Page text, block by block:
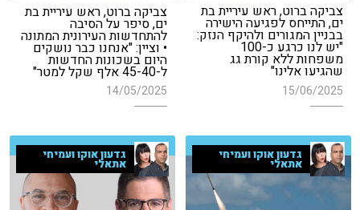
צביקה ברוט, ראש עיריית בת
ים, התייחס לפגיעה הישירה
בבניין המגורים ולהיקף הנזק:
"יש לנו כרגע כ-100
משפחות ללא קורת גג
שהגיעו אלינו"
15/06/2025
צביקה ברוט, ראש עיריית בת
ים, סיפר על הסיבה
להתחדשות העירונית המתונה
• וציין: "אנחנו כבר נושקים
היום בשכונות החדשות
ל-45-40 אלף שקל למטר"
14/05/2025
גדעון אוקו ועמיחי
אתאלי
גדעון אוקו ועמיחי
אתאלי